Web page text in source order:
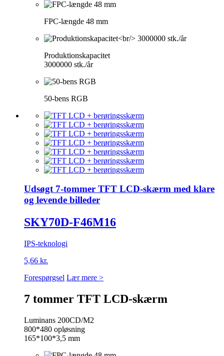
FPC-længde 48 mm
Produktionskapacitet
3000000 stk./år
50-bens RGB
Udsøgt 7-tommer TFT LCD-skærm med klare
og levende billeder
SKY70D-F46M16
IPS-teknologi
5,66 kr.
Forespørgsel Lær mere >
7 tommer TFT LCD-skærm
Luminans 200CD/M2
800*480 opløsning
165*100*3,5 mm